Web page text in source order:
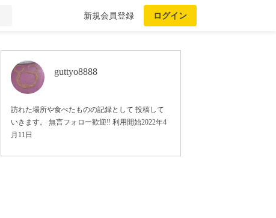
新規会員登録 ログイン
guttyo8888
訪れた場所や食べたものの記録として 投稿して
いきます。 無言フォロー歓迎‼️ 利用開始2022年4
月11日